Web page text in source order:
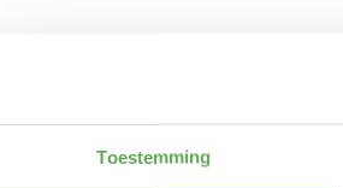
Toestemming